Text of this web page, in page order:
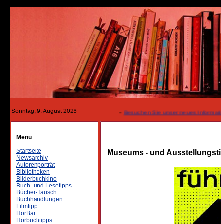
Sonntag, 9. August 2026 Besuchen Sie unser neues Informationsportal
Menü
Startseite
Newsarchiv
Autorenporträt
Bibliotheken
Bilderbuchkino
Buch- und Lesetipps
Bücher-Tausch
Buchhandlungen
Filmtipp
HörBar
Hörbuchtipps
Museums - und